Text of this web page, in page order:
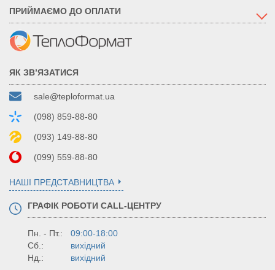
ПРИЙМАЄМО ДО ОПЛАТИ
ЯК ЗВ’ЯЗАТИСЯ
sale@teploformat.ua
(098) 859-88-80
(093) 149-88-80
(099) 559-88-80
НАШІ ПРЕДСТАВНИЦТВА
ГРАФІК РОБОТИ CALL-ЦЕНТРУ
Пн. - Пт.:
09:00-18:00
Сб.:
вихідний
Нд.:
вихідний